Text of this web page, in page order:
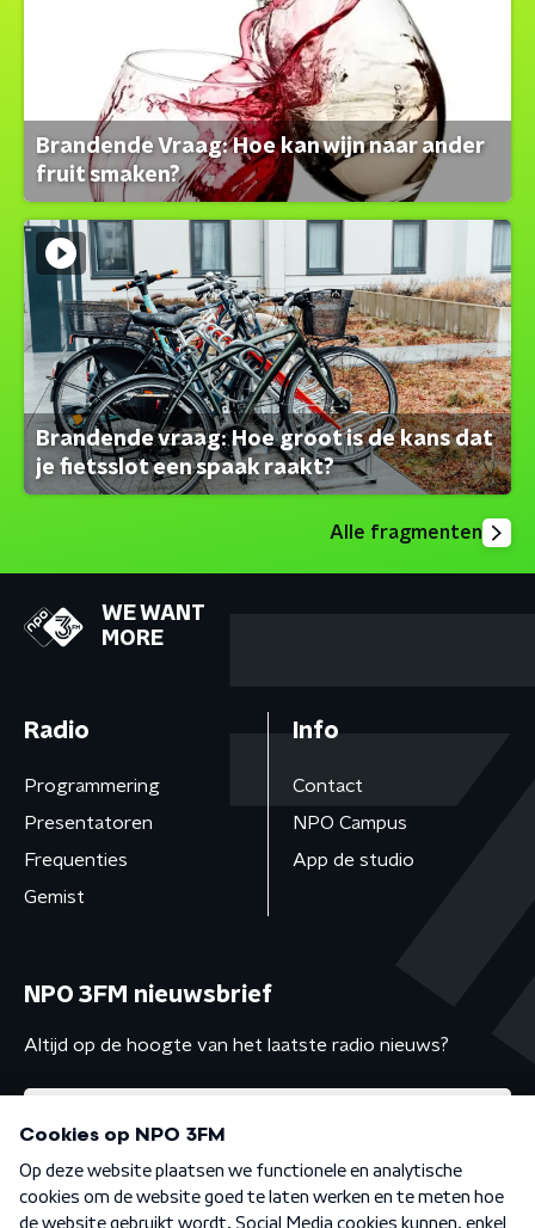
Brandende Vraag: Hoe kan wijn naar ander
fruit smaken?
Brandende vraag: Hoe groot is de kans dat
je fietsslot een spaak raakt?
Alle fragmenten
WE WANT
MORE
Radio
Programmering
Presentatoren
Frequenties
Gemist
Info
Contact
NPO Campus
App de studio
NPO 3FM nieuwsbrief
Altijd op de hoogte van het laatste radio nieuws?